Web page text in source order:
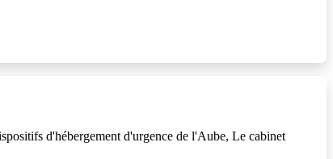
d'hébergement d'urgence de l'Aube, Le cabinet